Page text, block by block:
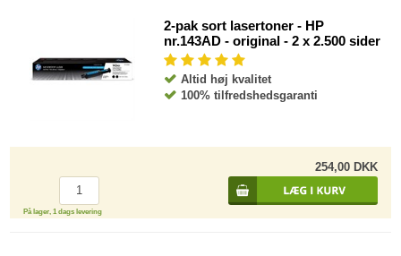
2-pak sort lasertoner - HP
nr.143AD - original - 2 x 2.500 sider
Altid høj kvalitet
100% tilfredshedsgaranti
254,00 DKK
På lager, 1 dags levering